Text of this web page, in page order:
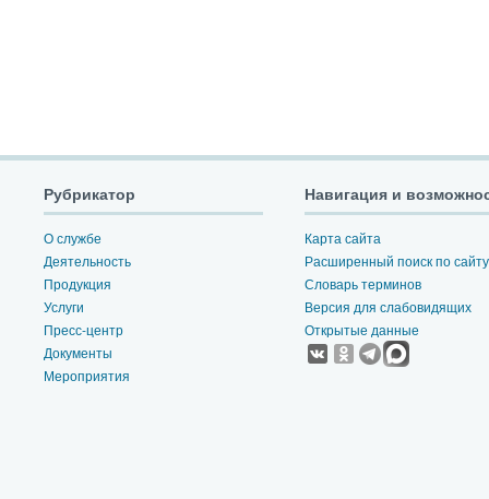
Рубрикатор
О службе
Деятельность
Продукция
Услуги
Пресс-центр
Документы
Мероприятия
Навигация и
Карта сайта
Расширенный поиск по сайту
Словарь терминов
Версия для слабовидящих
Открытые данные